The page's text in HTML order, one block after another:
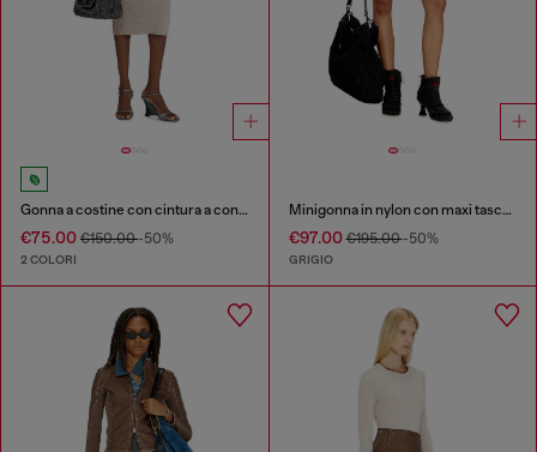
Gonna a costine con cintura a contrasto
€75.00 €150.00-50%
2 COLORI
Minigonna in nylon con maxi tasche utility
€97.00€195.00-50%
GRIGIO